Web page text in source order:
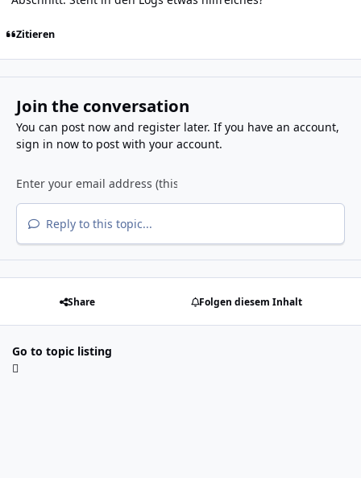
Zitieren
Join the conversation
You can post now and register later. If you have an account,
sign in nowto post with your account.
Reply to this topic...
Share Folgen diesem Inhalt
Go to topic listing